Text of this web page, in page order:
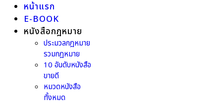
หน้าแรก
E-BOOK
หนังสือกฎหมาย
ประมวลกฎหมาย
รวมกฎหมาย
10 อันดับหนังสือ
ขายดี
หมวดหนังสือ
ทั้งหมด